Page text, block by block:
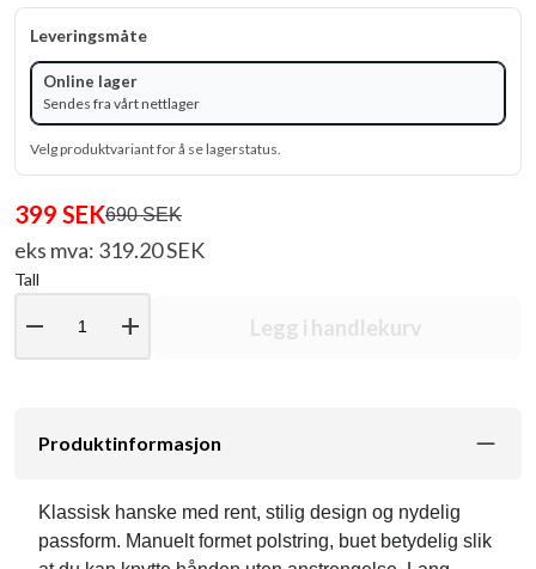
Leveringsmåte
Online lager
Sendes fra vårt nettlager
Velg produktvariant for å se lagerstatus.
399 SEK690 SEK
eks mva: 319.20 SEK
Tall
remove add Legg i handlekurv
Produktinformasjon
Klassisk hanske med rent, stilig design og nydelig
passform. Manuelt formet polstring, buet betydelig slik